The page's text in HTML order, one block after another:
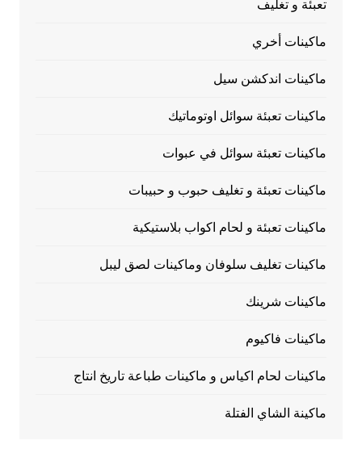
تعبئة و تغليف
ماكينات أخري
ماكينات اندكشن سيل
ماكينات تعبئة سوائل اوتوماتيك
ماكينات تعبئة سوائل في عبوات
ماكينات تعبئة و تغليف حبوب و حبيبات
ماكينات تعبئة و لحام اكواب بلاستيكية
ماكينات تغليف سلوفان وماكينات لصق ليبل
ماكينات شرينك
ماكينات فاكيوم
ماكينات لحام اكياس و ماكينات طباعة تاريخ انتاج
ماكينة الشاي الفتلة